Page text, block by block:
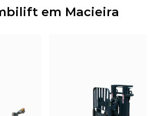
em Macieira